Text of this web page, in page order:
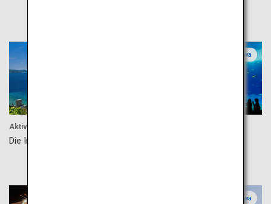
Aktivität
Die Insel Zamami
Okinawa
Okinawa